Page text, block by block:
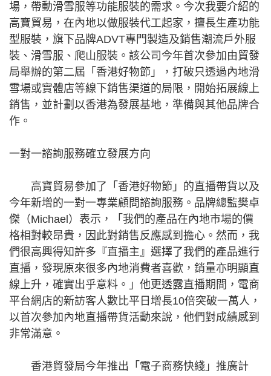
場，帶動滑雪服等功能服裝的需求。今次我要介紹的
高寶貿易，在內地以做服裝代工起家，擅長生產功能
型服裝，旗下品牌ADVT專門製造及銷售潮流戶外服
裝、滑雪服、爬山服裝。該公司今年首次參加由貿發
局舉辦的第二屆「香港好物節」，打破只透過內地滑
雪場或實體店等線下銷售渠道的局限，開始拓展線上
銷售，並計劃以香港為發展基地，準備與其他品牌合
作。
一對一諮詢服務確立發展方向
高寶貿易參加了「香港好物節」的直播帶貨以及
今年新增的一對一專業顧問諮詢服務。品牌總監樊卓
傑（Michael）表示，「我們的產品在內地市場的價
格相對較昂貴，因此對銷售反應感到擔心。然而，我
們很高興得知許多『直播主』選擇了我們的產品進行
直播，發現原來很多內地消費者喜歡，銷量亦明顯直
線上升，確實出乎意料。」他更透露直播期間，電商
平台網店的新訪客人數比平日增長10倍突破一萬人，
以首次參加內地直播帶貨活動來說，他們對成績感到
非常滿意。
香港貿發局今年推出「電子商務快綫」推廣計